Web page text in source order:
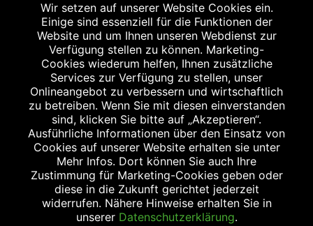
Abgabe in haushaltsüblichen Mengen, solange der Vorrat reicht. Für Druck-
und Satzfehler keine Haftung.
Zu Risiken und Nebenwirkungen lesen Sie die Packungsbeilage und fragen
Sie Ihren Arzt oder Apotheker.
Angabe nach der deutschen Arzneimitteltaxe Apothekenerstattungspreis
(AEP). Der AEP ist keine unverbindliche Preisempfehlung der Hersteller. Der
AEP ist ein von den Apotheken in Ansatz gebrachter Preis für rezeptfreie
Arzneimittel. Er entspricht in der Höhe dem für Apotheken verbindlichen
Abgabepreis, zu dem eine Apotheke in bestimmten Fällen (z.B. bei Kindern
unter 12 Jahren) das Produkt mit der gesetzlichen Krankenversicherung
abrechnet. Der AEP ist der allgemeine Erstattungspreis im Falle einer
Kostenübernahme durch die gesetzlichen Krankenkassen, vor Abzug eines
Zwangsrabattes (zur Zeit 5%) nach §130 Abs. 1 SGB V.
Unverbindliche Preisempfehlung des Herstellers (UVP).
Wir setzen auf unserer Website Cookies ein.
Einige sind essenziell für die Funktionen der
Website und um Ihnen unseren Webdienst zur
Verfügung stellen zu können. Marketing-
Cookies wiederum helfen, Ihnen zusätzliche
Services zur Verfügung zu stellen, unser
Onlineangebot zu verbessern und wirtschaftlich
zu betreiben. Wenn Sie mit diesen einverstanden
sind, klicken Sie bitte auf „Akzeptieren“.
Ausführliche Informationen über den Einsatz von
Cookies auf unserer Website erhalten sie unter
Mehr Infos. Dort können Sie auch Ihre
Zustimmung für Marketing-Cookies geben oder
diese in die Zukunft gerichtet jederzeit
widerrufen. Nähere Hinweise erhalten Sie in
unserer Datenschutzerklärung.